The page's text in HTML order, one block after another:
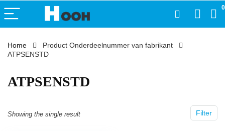
0
Home Product Onderdeelnummer van fabrikant
ATPSENSTD
‎ATPSENSTD
Filter
Showing the single result